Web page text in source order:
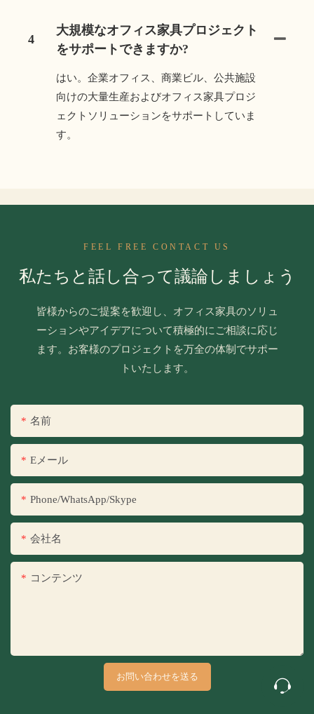
4
大規模なオフィス家具プロジェクト
をサポートできますか?
はい。企業オフィス、商業ビル、公共施設
向けの大量生産およびオフィス家具プロジ
ェクトソリューションをサポートしていま
す。
FEEL FREE CONTACT US
私たちと話し合って議論しましょう
皆様からのご提案を歓迎し、オフィス家具のソリュ
ーションやアイデアについて積極的にご相談に応じ
ます。お客様のプロジェクトを万全の体制でサポー
トいたします。
名前
Eメール
Phone/WhatsApp/Skype
会社名
コンテンツ
お問い合わせを送る